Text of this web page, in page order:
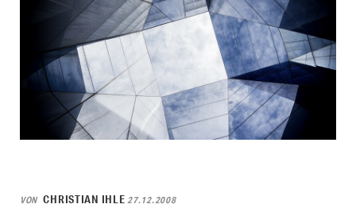
VON CHRISTIAN IHLE27.12.2008